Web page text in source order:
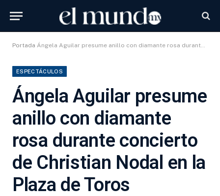
Portada Ángela Aguilar presume anillo con diamante rosa durante concierto de Christian Nodal en la Plaza de Toros
ESPECTÁCULOS
Ángela Aguilar presume
anillo con diamante
rosa durante concierto
de Christian Nodal en la
Plaza de Toros